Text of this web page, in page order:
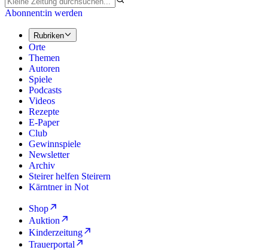
Abonnent:in werden
Rubriken
Orte
Themen
Autoren
Spiele
Podcasts
Videos
Rezepte
E-Paper
Club
Gewinnspiele
Newsletter
Archiv
Steirer helfen Steirern
Kärntner in Not
Shop
Auktion
Kinderzeitung
Trauerportal